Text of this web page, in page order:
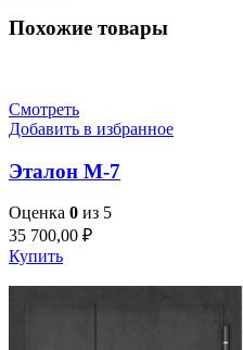
Похожие товары
Смотреть
Добавить в избранное
Эталон M-7
Оценка 0 из 5
35 700,00 ₽
Купить